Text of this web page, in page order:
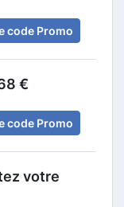
code Promo
€
code Promo
votre